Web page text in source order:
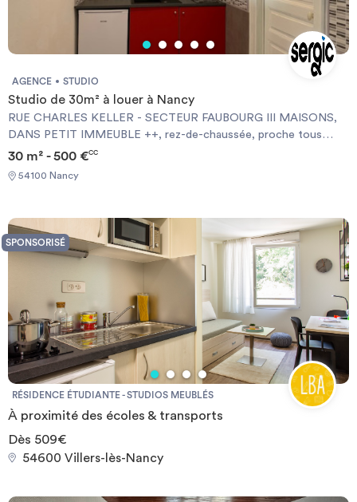
AGENCE STUDIO
Studio de 30m² à louer à Nancy
RUE CHARLES KELLER - SECTEUR FAUBOURG III MAISONS,
DANS PETIT IMMEUBLE ++, rez-de-chaussée, proche tous
commerces ++ cuisine équipée ouverte sur la pièce principale,
rangement, salle de bains avec wc - chauffage individuel gaz -
Chauffage individuel électrique - “Les informations sur les risques
Géorisques : georisques.gouv.fr/”. Quartier Agglomération
30 m² - 500 €CC
54100 Nancy
SPONSORISÉ
RÉSIDENCE ÉTUDIANTE - STUDIOS MEUBLÉS
À proximité des écoles & transports
Dès 509€
54600 Villers-lès-Nancy